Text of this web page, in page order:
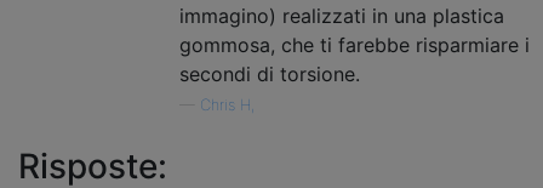
immagino) realizzati in una plastica
gommosa, che ti farebbe risparmiare i
secondi di torsione.
Chris H,
Risposte: